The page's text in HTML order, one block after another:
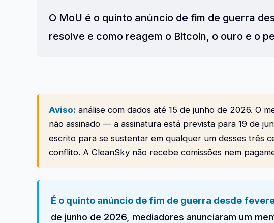
O MoU é o quinto anúncio de fim de guerra
resolve e como reagem o Bitcoin, o ouro e o
Aviso: análise com dados até 15 de junho de 2026. O
não assinado — a assinatura está prevista para 19 de
escrito para se sustentar em qualquer um desses três
conflito. A CleanSky não recebe comissões nem
É o quinto anúncio de fim de guerra desde
de junho de 2026, mediadores anunciaram um